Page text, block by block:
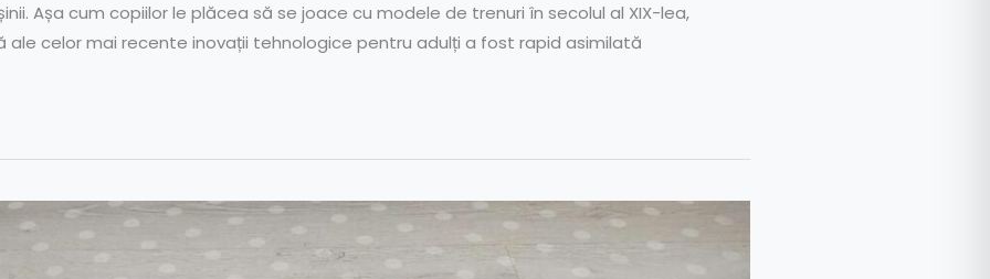
Așa cum copiilor le plăcea să se joace cu modele de trenuri în secolul al XIX-lea,
ale celor mai recente inovații tehnologice pentru adulți a fost rapid asimilată